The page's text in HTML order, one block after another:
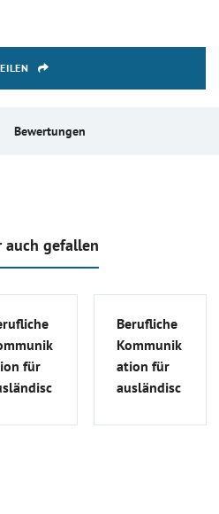
Bewertungen
auch gefallen
für
Berufliche
Kommunik
ation für
ausländisc
Apotheker